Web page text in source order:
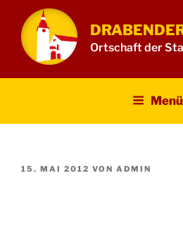
Inhalt
springen
Ortschaft der
Menü
VERÖFFENTLICHT
15. MAI 2012 VON ADMIN